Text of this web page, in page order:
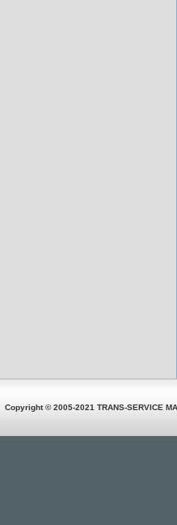
Copyright © 2005-2021 TRANS-SERVICE